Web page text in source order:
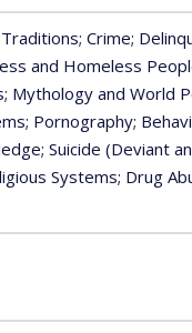
; Crime;
and Homeless
; Mythology and World
; Pornography;
; Suicide (Deviant
Systems; Drug